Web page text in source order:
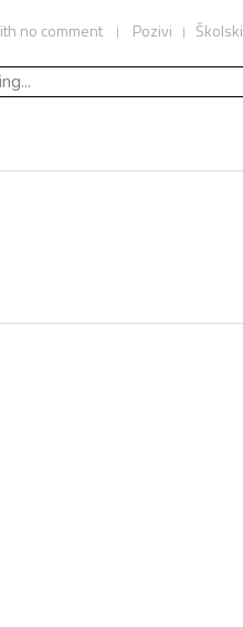
no comment Pozivi